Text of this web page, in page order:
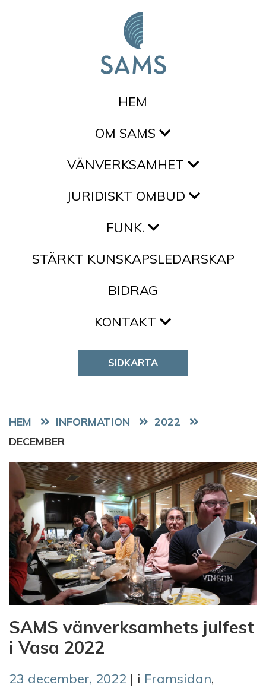
HEM
OM SAMS
VÄNVERKSAMHET
JURIDISKT OMBUD
FUNK.
STÄRKT KUNSKAPSLEDARSKAP
BIDRAG
KONTAKT
SIDKARTA
HEM
2022
DECEMBER
SAMS vänverksamhets julfest
i Vasa 2022
23 december, 2022 | i Framsidan,